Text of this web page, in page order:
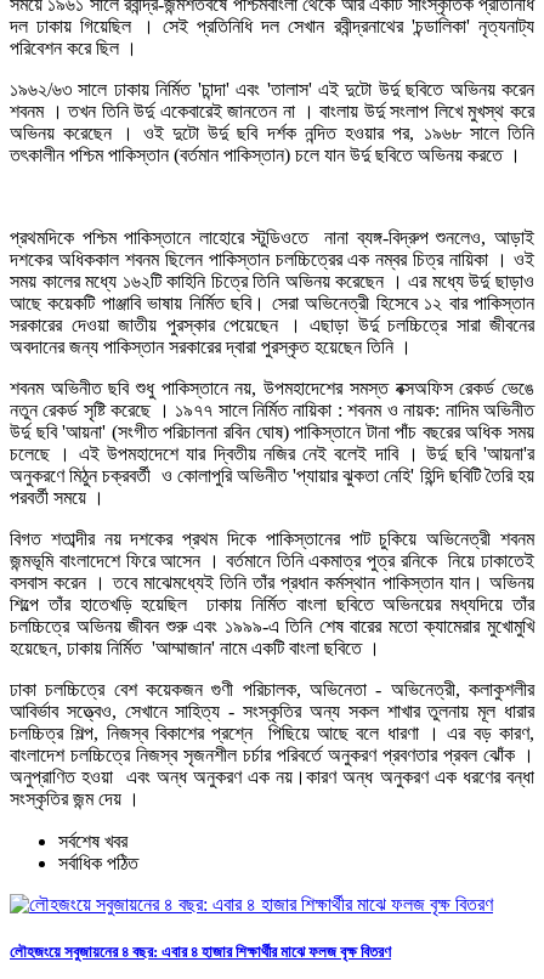
সময়ে ১৯৬১ সালে রবীন্দ্র-জন্মশতবর্ষে পশ্চিমবাংলা থেকে আর একটি সাংস্কৃতিক প্রতিনিধি
দল ঢাকায় গিয়েছিল । সেই প্রতিনিধি দল সেখান রবীন্দ্রনাথের 'চন্ডালিকা' নৃত্যনাট্য
পরিবেশন করে ছিল ।
১৯৬২/৬৩ সালে ঢাকায় নির্মিত 'চান্দা' এবং 'তালাস' এই দুটো উর্দু ছবিতে অভিনয় করেন
শবনম । তখন তিনি উর্দু একেবারেই জানতেন না । বাংলায় উর্দু সংলাপ লিখে মুখস্থ করে
অভিনয় করেছেন । ওই দুটো উর্দু ছবি দর্শক নন্দিত হওয়ার পর, ১৯৬৮ সালে তিনি
তৎকালীন পশ্চিম পাকিস্তান (বর্তমান পাকিস্তান) চলে যান উর্দু ছবিতে অভিনয় করতে ।
প্রথমদিকে পশ্চিম পাকিস্তানে লাহোরে স্টুডিওতে নানা ব্যঙ্গ-বিদ্রুপ শুনলেও, আড়াই
দশকের অধিককাল শবনম ছিলেন পাকিস্তান চলচ্চিত্রের এক নম্বর চিত্র নায়িকা । ওই
সময় কালের মধ্যে ১৬২টি কাহিনি চিত্রে তিনি অভিনয় করেছেন । এর মধ্যে উর্দু ছাড়াও
আছে কয়েকটি পাঞ্জাবি ভাষায় নির্মিত ছবি। সেরা অভিনেত্রী হিসেবে ১২ বার পাকিস্তান
সরকারের দেওয়া জাতীয় পুরস্কার পেয়েছেন । এছাড়া উর্দু চলচ্চিত্রে সারা জীবনের
অবদানের জন্য পাকিস্তান সরকারের দ্বারা পুরস্কৃত হয়েছেন তিনি ।
শবনম অভিনীত ছবি শুধু পাকিস্তানে নয়, উপমহাদেশের সমস্ত বক্সঅফিস রেকর্ড ভেঙে
নতুন রেকর্ড সৃষ্টি করেছে । ১৯৭৭ সালে নির্মিত নায়িকা : শবনম ও নায়ক: নাদিম অভিনীত
উর্দু ছবি 'আয়না' (সংগীত পরিচালনা রবিন ঘোষ) পাকিস্তানে টানা পাঁচ বছরের অধিক সময়
চলেছে । এই উপমহাদেশে যার দ্বিতীয় নজির নেই বলেই দাবি । উর্দু ছবি 'আয়না'র
অনুকরণে মিঠুন চক্রবর্তী ও কোলাপুরি অভিনীত 'প্যায়ার ঝুকতা নেহি' হিন্দি ছবিটি তৈরি হয়
পরবর্তী সময়ে ।
বিগত শতাব্দীর নয় দশকের প্রথম দিকে পাকিস্তানের পাট চুকিয়ে অভিনেত্রী শবনম
জন্মভূমি বাংলাদেশে ফিরে আসেন । বর্তমানে তিনি একমাত্র পুত্র রনিকে নিয়ে ঢাকাতেই
বসবাস করেন । তবে মাঝেমধ্যেই তিনি তাঁর প্রধান কর্মস্থান পাকিস্তান যান। অভিনয়
শিল্পে তাঁর হাতেখড়ি হয়েছিল ঢাকায় নির্মিত বাংলা ছবিতে অভিনয়ের মধ্যদিয়ে তাঁর
চলচ্চিত্রে অভিনয় জীবন শুরু এবং ১৯৯৯-এ তিনি শেষ বারের মতো ক্যামেরার মুখোমুখি
হয়েছেন, ঢাকায় নির্মিত 'আম্মাজান' নামে একটি বাংলা ছবিতে ।
ঢাকা চলচ্চিত্রে বেশ কয়েকজন গুণী পরিচালক, অভিনেতা - অভিনেত্রী, কলাকুশলীর
আবির্ভাব সত্ত্বেও, সেখানে সাহিত্য - সংস্কৃতির অন্য সকল শাখার তুলনায় মূল ধারার
চলচ্চিত্র শিল্প, নিজস্ব বিকাশের প্রশ্নে পিছিয়ে আছে বলে ধারণা । এর বড় কারণ,
বাংলাদেশ চলচ্চিত্রে নিজস্ব সৃজনশীল চর্চার পরিবর্তে অনুকরণ প্রবণতার প্রবল ঝোঁক ।
অনুপ্রাণিত হওয়া এবং অন্ধ অনুকরণ এক নয়।কারণ অন্ধ অনুকরণ এক ধরণের বন্ধা
সংস্কৃতির জন্ম দেয় ।
সর্বশেষ খবর
সর্বাধিক পঠিত
লৌহজংয়ে সবুজায়নের ৪ বছর: এবার ৪ হাজার শিক্ষার্থীর মাঝে ফলজ বৃক্ষ বিতরণ